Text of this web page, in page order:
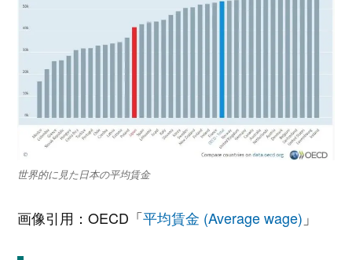
世界的に見た日本の平均賃金
画像引用：OECD「平均賃金 (Average wage) 」